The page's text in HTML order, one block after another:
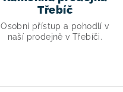
Třebíč
Osobní přístup a pohodlí v
naší prodejně v Třebíči.